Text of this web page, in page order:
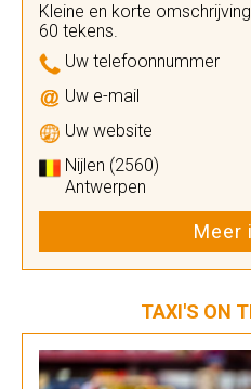
Kleine en korte
60 tekens.
Uw telefoonnummer
Uw e-mail
Uw website
Nijlen (2560)
Antwerpen
Meer
TAXI'S ON